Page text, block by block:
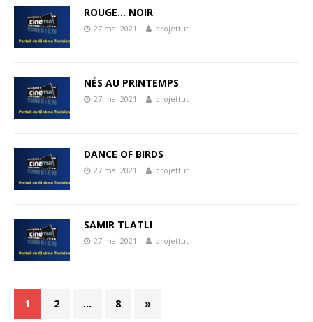
ROUGE… NOIR
27 mai 2021 projettut
NÉS AU PRINTEMPS
27 mai 2021 projettut
DANCE OF BIRDS
27 mai 2021 projettut
SAMIR TLATLI
27 mai 2021 projettut
1 2 … 8 »